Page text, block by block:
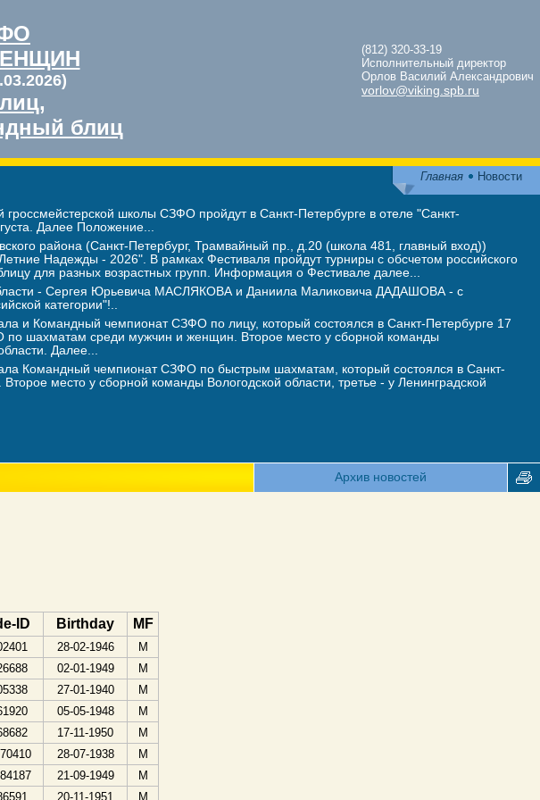
,
блиц
(812) 320-33-19
Исполнительный директор
Орлов Василий Александрович
vorlov@viking.spb.ru
Главная Новости
школы СЗФО пройдут в Санкт-Петербурге в отеле "Санкт-
Далее Положение...
района (Санкт-Петербург, Трамвайный пр., д.20 (школа 481, главный вход))
Надежды - 2026". В рамках Фестиваля пройдут турниры с обсчетом российского
для разных возрастных групп. Информация о Фестивале далее...
- Сергея Юрьевича МАСЛЯКОВА и Даниила Маликовича ДАДАШОВА - с
категории"!..
и Командный чемпионат СЗФО по лицу, который состоялся в Санкт-Петербурге 17
шахматам среди мужчин и женщин. Второе место у сборной команды
Далее...
Командный чемпионат СЗФО по быстрым шахматам, который состоялся в Санкт-
место у сборной команды Вологодской области, третье - у Ленинградской
Архив новостей
ID Birthday MF
28-02-1946
M
02-01-1949
M
27-01-1940
M
05-05-1948
M
17-11-1950
M
28-07-1938
M
21-09-1949
M
20-11-1951 M